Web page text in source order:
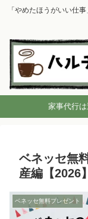
「やめたほうがいい仕
家事代行
ベネッセ無
産編【2026】
ベネッセ無料プレゼント